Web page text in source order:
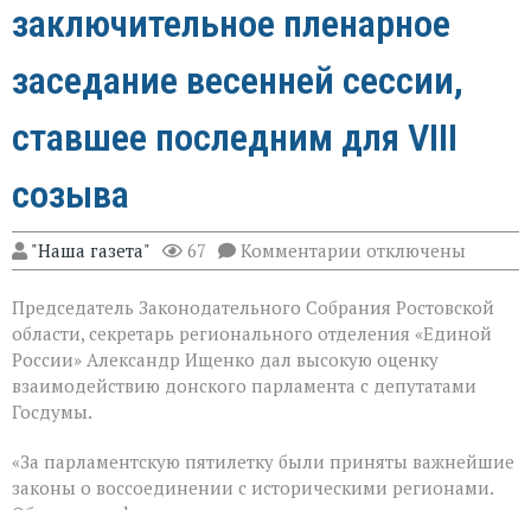
заключительное пленарное
заседание весенней сессии,
ставшее последним для VIII
созыва
"Наша газета" 67 Комментарии к
записи
Государственной
Думе
состоялось
заключительное
сессии,
ставшее
отключены
Председатель Законодательного Собрания Ростовской
области, секретарь регионального отделения «Единой
России» Александр Ищенко дал высокую оценку
взаимодействию донского парламента с депутатами
Госдумы.
«За парламентскую пятилетку были приняты важнейшие
законы о воссоединении с историческими регионами.